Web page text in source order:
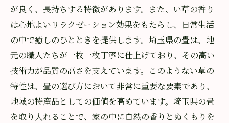
科学的に見る畳の香りの効果
香りが心に与える影響を探る
畳の香りを最大限に引き出す方法
香りと精神の健康との深い関係
心地よい香りでリフレッシュする方法
埼玉県で心地よい畳の香りを楽しむ方法
畳の香りを日常生活に取り入れる工夫
が良く、長持ちする特徴があります。また、い草の香り
は心地よいリラクゼーション効果をもたらし、日常生活
の中で癒しのひとときを提供します。埼玉県の畳は、地
元の職人たちが一枚一枚丁寧に仕上げており、その高い
技術力が品質の高さを支えています。このようない草の
特性は、畳の選び方において非常に重要な要素であり、
地域の特産品としての価値を高めています。埼玉県の畳
を取り入れることで、家の中に自然の香りとぬくもりを